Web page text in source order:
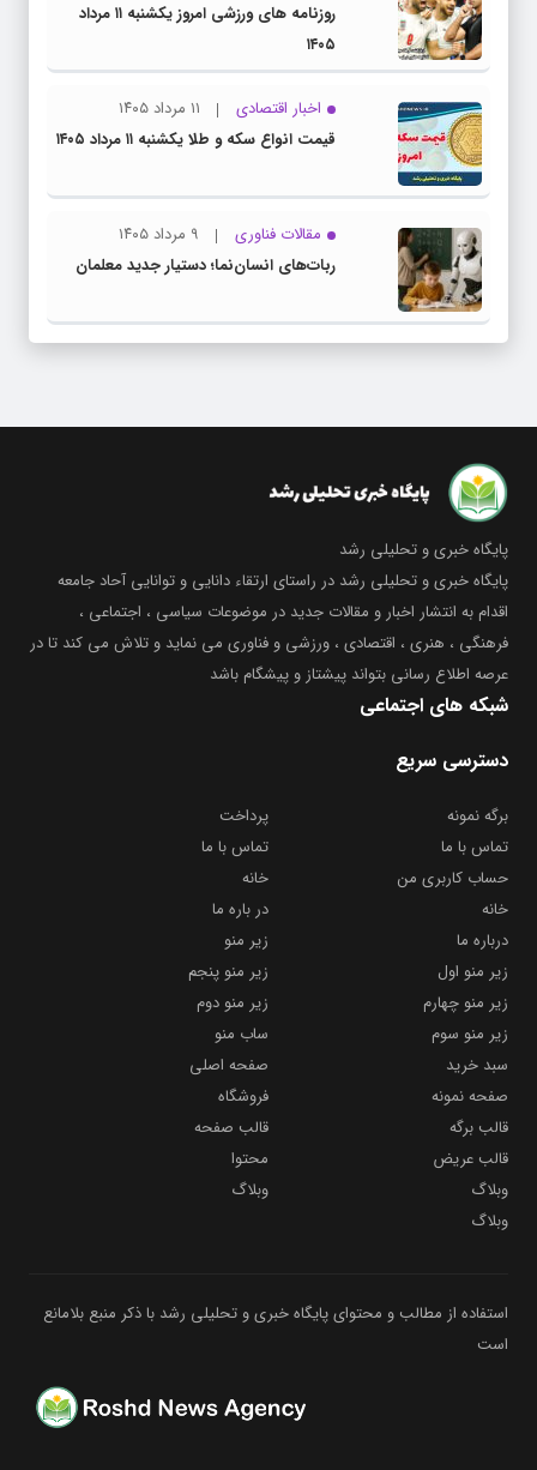
روزنامه های ورزشی امروز یکشنبه ۱۱ مرداد
۱۴۰۵
اخبار اقتصادی
۱۱ مرداد ۱۴۰۵
قیمت انواع سکه و طلا یکشنبه ۱۱ مرداد ۱۴۰۵
مقالات فناوری
۹ مرداد ۱۴۰۵
ربات‌های انسان‌نما؛ دستیار جدید معلمان
پایگاه خبری و تحلیلی رشد
پایگاه خبری و تحلیلی رشد در راستای ارتقاء دانایی و توانایی آحاد جامعه
اقدام به انتشار اخبار و مقالات جدید در موضوعات سیاسی ، اجتماعی ،
فرهنگی ، هنری ، اقتصادی ، ورزشی و فناوری می نماید و تلاش می کند تا در
عرصه اطلاع رسانی بتواند پیشتاز و پیشگام باشد
شبکه های اجتماعی
دسترسی سریع
برگه نمونه
پرداخت
تماس با ما
تماس با ما
حساب کاربری من
خانه
خانه
در باره ما
درباره ما
زیر منو
زیر منو اول
زیر منو پنجم
زیر منو چهارم
زیر منو دوم
زیر منو سوم
ساب منو
سبد خرید
صفحه اصلی
صفحه نمونه
فروشگاه
قالب برگه
قالب صفحه
قالب عریض
محتوا
وبلاگ
وبلاگ
وبلاگ
استفاده از مطالب و محتوای پایگاه خبری و تحلیلی رشد با ذکر منبع بلامانع
است